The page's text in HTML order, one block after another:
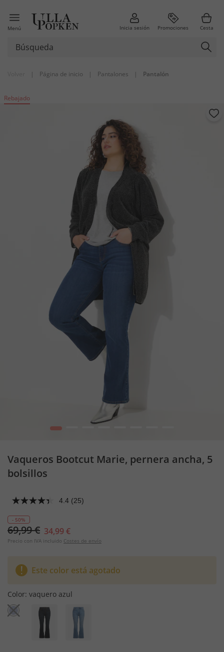
Menú Inicia sesión Promociones Cesta
| Página de inicio | Pantalones | Pantalón
Rebajado
1
Vaqueros Bootcut Marie, pernera ancha, 5
bolsillos
4.4 (25)
- 50%
69,99 € 34,99 €
Precio con IVA incluido Costes de envío
Este color está agotado
Color: vaquero azul